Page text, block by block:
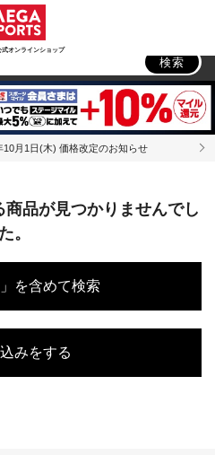
式オンラインショップ
検索
10月1日(木) 価格改定のお知らせ
品が見つかりませんでし
た。
」を含めて検索
みをする